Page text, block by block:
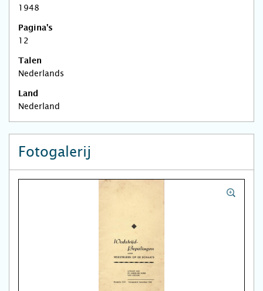
1948
Pagina's
12
Talen
Nederlands
Land
Nederland
Fotogalerij